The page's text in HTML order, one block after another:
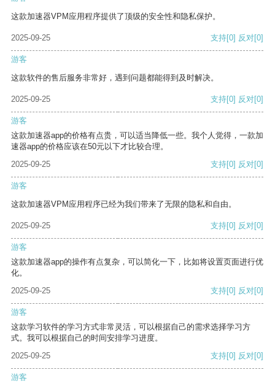
这款加速器VPM应用程序提供了顶级的安全性和隐私保护。
2025-09-25 支持[0] 反对[0]
游客
这款软件的售后服务非常好，遇到问题都能得到及时解决。
2025-09-25 支持[0] 反对[0]
游客
这款加速器app的价格有点贵，可以适当降低一些。我个人觉得，一款加
速器app的价格应该在50元以下才比较合理。
2025-09-25
支持[0] 反对[0]
游客
这款加速器VPM应用程序已经为我们带来了无限的隐私和自由。
2025-09-25 支持[0] 反对[0]
游客
这款加速器app的操作有点复杂，可以简化一下，比如将设置页面进行优
化。
2025-09-25
支持[0] 反对[0]
游客
这款学习软件的学习方式非常灵活，可以根据自己的需求选择学习方
式。我可以根据自己的时间安排学习进度。
2025-09-25
支持[0] 反对[0]
游客